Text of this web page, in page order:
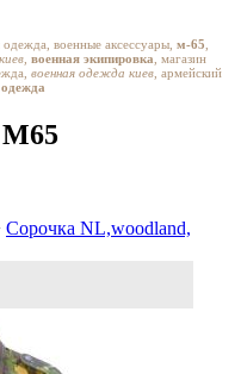
одежда, военные аксессуары, м-65
военная экипировка , магазин
военная одежда киев, армейский
Сорочка NL,woodland,